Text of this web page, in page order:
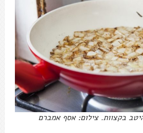
בקצוות. צילום: אסף אמברם